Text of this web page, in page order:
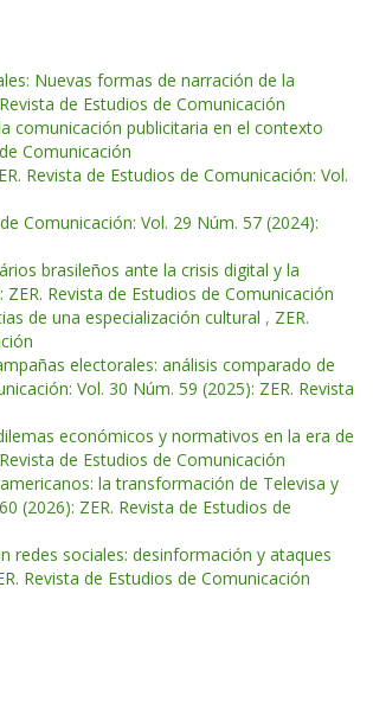
Nuevas formas de narración de la
de Estudios de Comunicación
comunicación publicitaria en el contexto
Comunicación
Revista de Estudios de Comunicación: Vol.
Comunicación: Vol. 29 Núm. 57 (2024):
brasileños ante la crisis digital y la
Revista de Estudios de Comunicación
de una especialización cultural , ZER.
electorales: análisis comparado de
Vol. 30 Núm. 59 (2025): ZER. Revista
económicos y normativos en la era de
de Estudios de Comunicación
la transformación de Televisa y
(2026): ZER. Revista de Estudios de
redes sociales: desinformación y ataques
Revista de Estudios de Comunicación